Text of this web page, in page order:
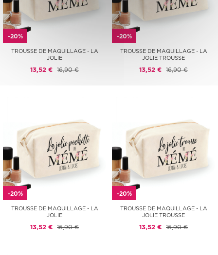
-20%
TROUSSE DE MAQUILLAGE - LA
JOLIE
13,52 € 16,90 €
-20%
TROUSSE DE MAQUILLAGE - LA
JOLIE TROUSSE
13,52 € 16,90 €
-20%
TROUSSE DE MAQUILLAGE - LA
JOLIE
13,52 € 16,90 €
-20%
TROUSSE DE MAQUILLAGE - LA
JOLIE TROUSSE
13,52 € 16,90 €